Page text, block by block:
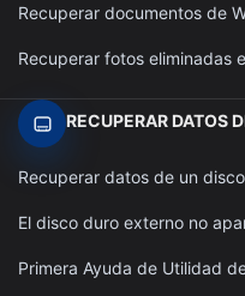
Recuperar documentos de
Recuperar fotos eliminadas
RECUPERAR DATOS
Recuperar datos de un
El disco duro externo no
Primera Ayuda de Utilidad